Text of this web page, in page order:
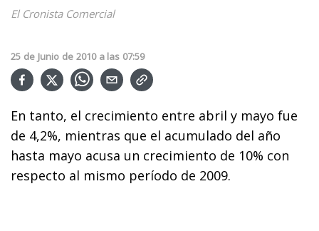
El Cronista Comercial
25 de Junio de 2010 a las 07:59
En tanto, el crecimiento entre abril y mayo fue
de 4,2%, mientras que el acumulado del año
hasta mayo acusa un crecimiento de 10% con
respecto al mismo período de 2009.